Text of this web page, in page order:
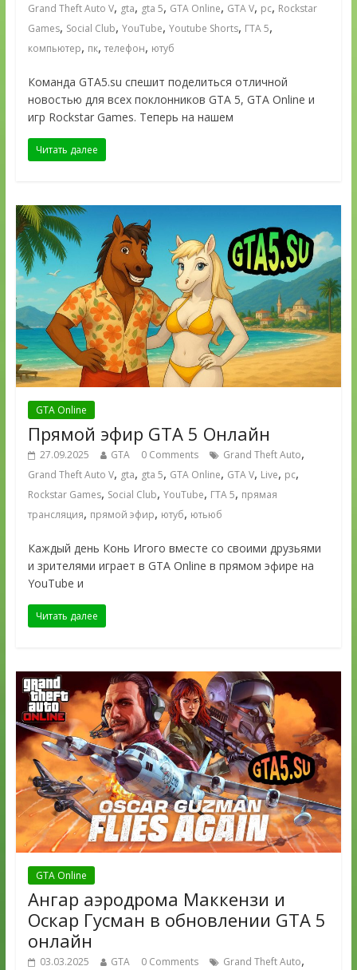
Grand Theft Auto V, gta, gta 5, GTA Online, GTA V, pc, Rockstar
Games, Social Club, YouTube, Youtube Shorts, ГТА 5,
компьютер, пк, телефон, ютуб
Команда GTA5.su спешит поделиться отличной
новостью для всех поклонников GTA 5, GTA Online и
игр Rockstar Games. Теперь на нашем
Читать далее
GTA Online
Прямой эфир GTA 5 Онлайн
27.09.2025 GTA 0 Comments Grand Theft Auto,
Grand Theft Auto V, gta, gta 5, GTA Online, GTA V, Live, pc,
Rockstar Games, Social Club, YouTube, ГТА 5, прямая
трансляция, прямой эфир, ютуб, ютьюб
Каждый день Конь Игого вместе со своими друзьями
и зрителями играет в GTA Online в прямом эфире на
YouTube и
Читать далее
GTA Online
Ангар аэродрома Маккензи и
Оскар Гусман в обновлении GTA 5
онлайн
03.03.2025 GTA 0 Comments Grand Theft Auto,